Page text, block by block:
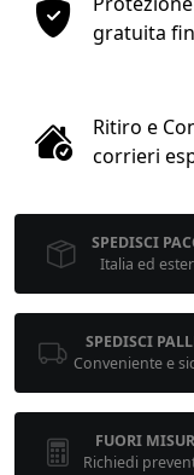
1
gratuita
Ritiro e
corrieri
SPEDISCI
Italia ed
SPEDISCI
Conveniente e
FUORI
Richiedi